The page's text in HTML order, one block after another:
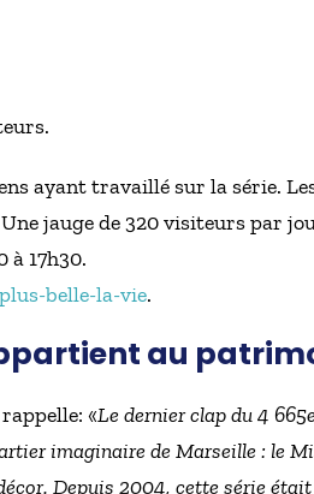
ayant travaillé sur la série.
jauge de 320 visiteurs par
à 17h30.
belle-la-vie.
au
«Le dernier clap du 4
imaginaire de Marseille : le
Depuis 2004, cette série